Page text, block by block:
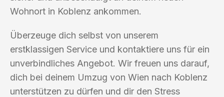
Wohnort in Koblenz ankommen.
Überzeuge dich selbst von unserem
erstklassigen Service und kontaktiere uns für ein
unverbindliches Angebot. Wir freuen uns darauf,
dich bei deinem Umzug von Wien nach Koblenz
unterstützen zu dürfen und dir den Stress